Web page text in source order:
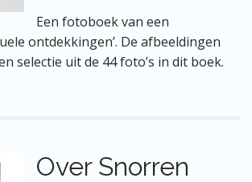
Een fotoboek van een
ontdekkingen’. De afbeeldingen
selectie uit de 44 foto’s in dit boek.
Over Snorren